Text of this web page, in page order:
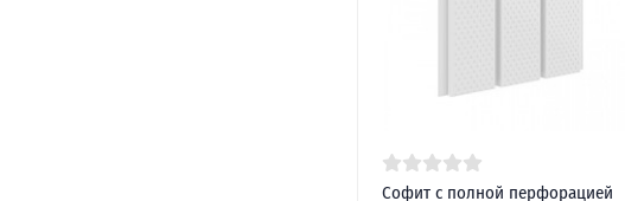
Софит с полной перфорацией